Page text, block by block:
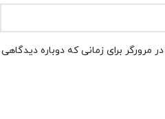
مرورگر برای زمانی که دوباره دیدگاهی